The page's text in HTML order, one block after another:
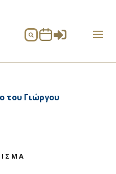
 
του Γιώργου
Σ Μ Α